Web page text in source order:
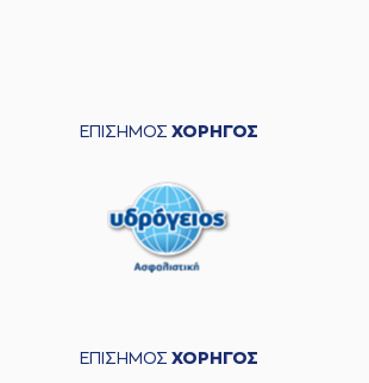
ΕΠΙΣΗΜΟΣ ΧΟΡΗΓΟΣ
ΕΠΙΣΗΜΟΣ ΧΟΡΗΓΟΣ